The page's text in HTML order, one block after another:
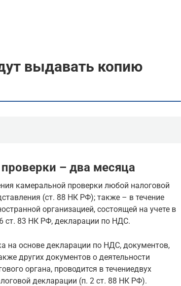
выдавать копию
– два месяца
камеральной проверки любой налоговой
(ст. 88 НК РФ); также – в течение
организацией, состоящей на учете в
ст. 83 НК РФ, декларации по НДС.
на основе декларации по НДС, документов,
других документов о деятельности
органа, проводится в течениедвух
декларации (п. 2 ст. 88 НК РФ).